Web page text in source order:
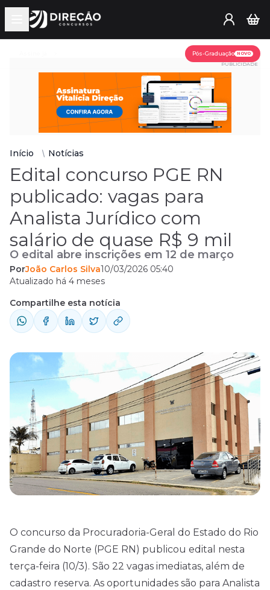
Open main menu
Pós-Graduação NOVO
PUBLICIDADE
Início Notícias
Edital concurso PGE RN
publicado: vagas para
Analista Jurídico com
salário de quase R$ 9 mil
O edital abre inscrições em 12 de março
PorJoão Carlos Silva10/03/2026 05:40
Atualizado há 4 meses
Compartilhe esta notícia
O concurso da Procuradoria-Geral do Estado do Rio
Grande do Norte (PGE RN) publicou edital nesta
terça-feira (10/3). São 22 vagas imediatas, além de
cadastro reserva. As oportunidades são para Analista